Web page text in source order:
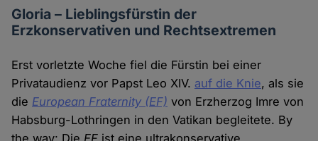
Gloria – Lieblingsfürstin der
Erzkonservativen und Rechtsextremen
Erst vorletzte Woche fiel die Fürstin bei einer
Privataudienz vor Papst Leo XIV. auf die Knie, als sie
die European Fraternity (EF) von Erzherzog Imre von
Habsburg-Lothringen in den Vatikan begleitete. By